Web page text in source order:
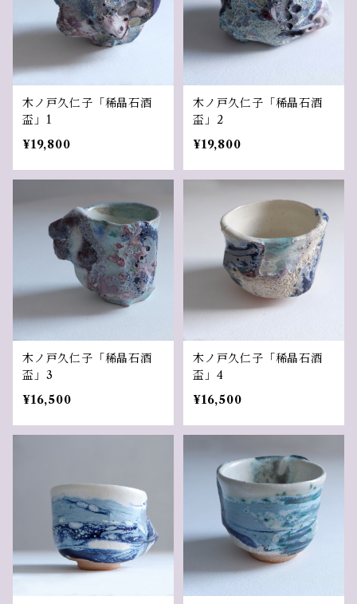
木ノ戸久仁子「稀晶石酒
盃」1
¥19,800
木ノ戸久仁子「稀晶石酒
盃」2
¥19,800
木ノ戸久仁子「稀晶石酒
盃」3
¥16,500
木ノ戸久仁子「稀晶石酒
盃」4
¥16,500